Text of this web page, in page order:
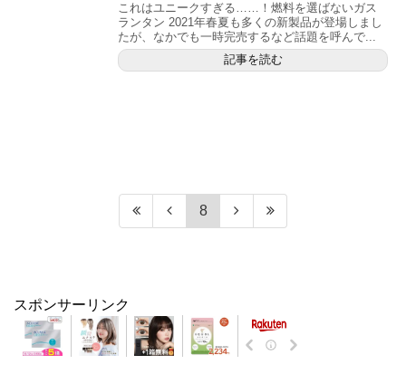
これはユニークすぎる……！燃料を選ばないガス
ランタン 2021年春夏も多くの新製品が登場しまし
たが、なかでも一時完売するなど話題を呼んで...
記事を読む
8
スポンサーリンク